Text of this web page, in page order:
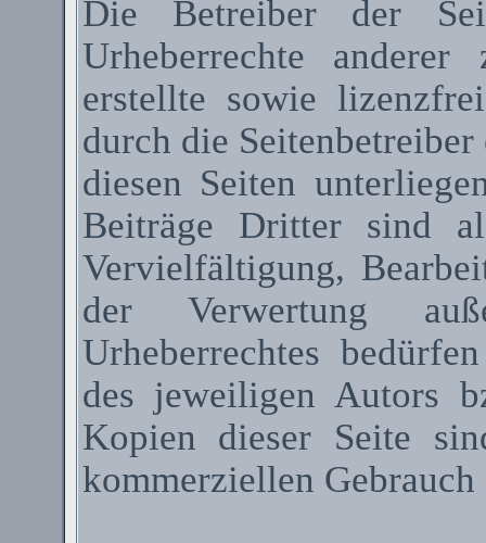
Die Betreiber der
Urheberrechte
erstellte sowie
durch die
diesen Seiten
Beiträge Dritter sind
Vervielfältigung,
der Verwertung
Urheberrechtes
des jeweiligen Autors
Kopien dieser Seite
kommerziellen Gebrauch